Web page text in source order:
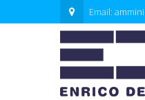
Email: